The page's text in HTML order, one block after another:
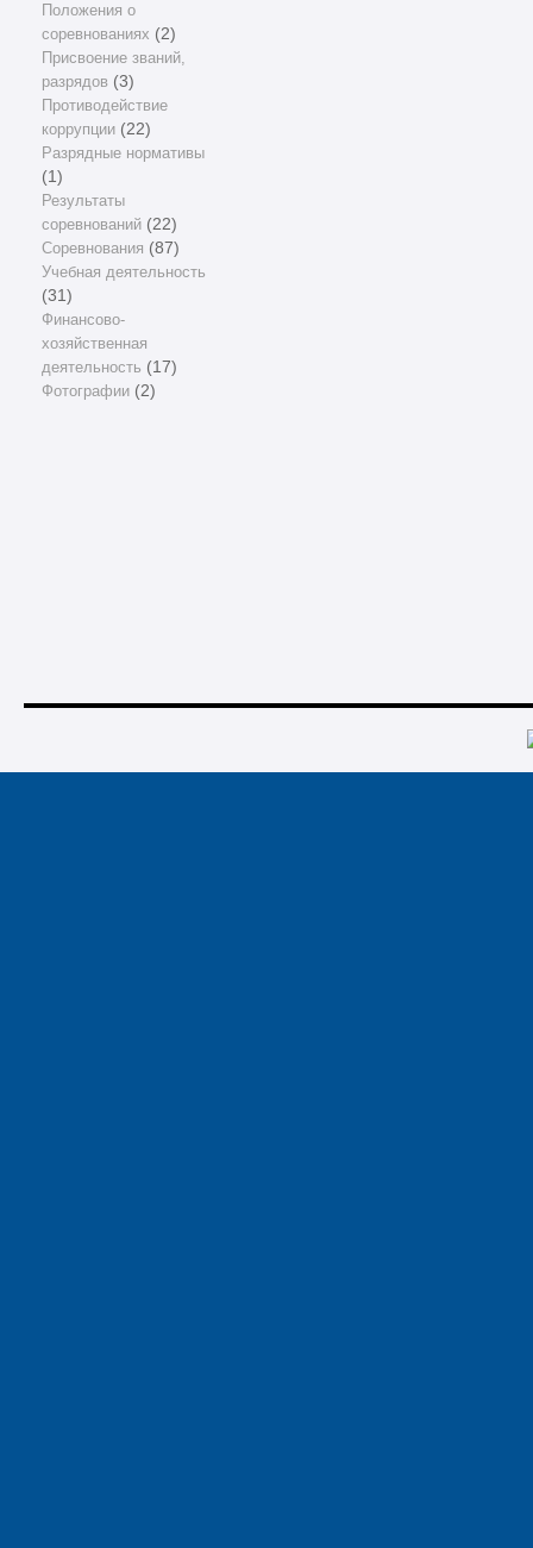
Положения о
соревнованиях (2)
Присвоение званий,
разрядов (3)
Противодействие
коррупции(22)
Разрядные нормативы
(1)
Результаты
соревнований(22)
Соревнования (87)
Учебная деятельность
(31)
Финансово-
хозяйственная
деятельность (17)
Фотографии(2)